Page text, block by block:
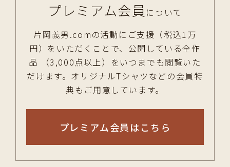
プレミアム会員 について
片岡義男.comの活動にご支援（税込1万
円）をいただくことで、公開している全作
品 （3,000点以上）をいつまでも閲覧いた
だけます。オリジナルTシャツなどの会員特
典もご用意しています。
プレミアム会員はこちら